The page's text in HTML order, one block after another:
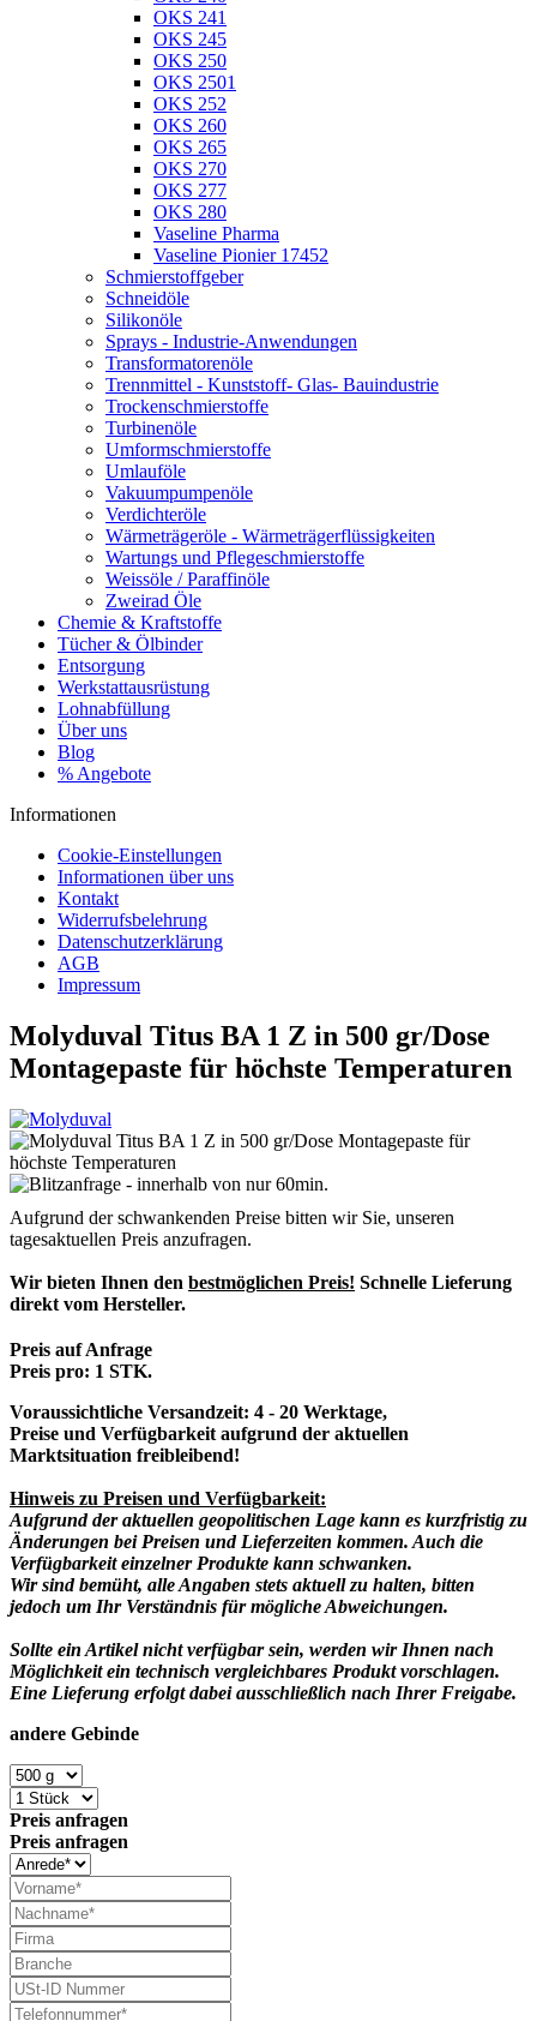
OKS 241
OKS 245
OKS 250
OKS 2501
OKS 252
OKS 260
OKS 265
OKS 270
OKS 277
OKS 280
Vaseline Pharma
Vaseline Pionier 17452
Schmierstoffgeber
Schneidöle
Silikonöle
Sprays - Industrie-Anwendungen
Transformatorenöle
Trennmittel - Kunststoff- Glas- Bauindustrie
Trockenschmierstoffe
Turbinenöle
Umformschmierstoffe
Umlauföle
Vakuumpumpenöle
Verdichteröle
Wärmeträgeröle - Wärmeträgerflüssigkeiten
Wartungs und Pflegeschmierstoffe
Weissöle / Paraffinöle
Zweirad Öle
Chemie & Kraftstoffe
Tücher & Ölbinder
Entsorgung
Werkstattausrüstung
Lohnabfüllung
Über uns
Blog
% Angebote
Informationen
Cookie-Einstellungen
Informationen über uns
Kontakt
Widerrufsbelehrung
Datenschutzerklärung
AGB
Impressum
Molyduval Titus BA 1 Z in 500 gr/Dose
Montagepaste für höchste Temperaturen
Aufgrund der schwankenden Preise bitten wir Sie, unseren
tagesaktuellen Preis anzufragen.
Wir bieten Ihnen den bestmöglichen Preis! Schnelle Lieferung
direkt vom Hersteller.
Preis auf Anfrage
Preis pro: 1 STK.
Voraussichtliche Versandzeit: 4 - 20 Werktage,
Preise und Verfügbarkeit aufgrund der aktuellen
Marktsituation freibleibend!
Hinweis zu Preisen und Verfügbarkeit:
Aufgrund der aktuellen geopolitischen Lage kann es kurzfristig zu
Änderungen bei Preisen und Lieferzeiten kommen. Auch die
Verfügbarkeit einzelner Produkte kann schwanken.
Wir sind bemüht, alle Angaben stets aktuell zu halten, bitten
jedoch um Ihr Verständnis für mögliche Abweichungen.
Sollte ein Artikel nicht verfügbar sein, werden wir Ihnen nach
Möglichkeit ein technisch vergleichbares Produkt vorschlagen.
Eine Lieferung erfolgt dabei ausschließlich nach Ihrer Freigabe.
andere Gebinde
Preis anfragen
Preis anfragen